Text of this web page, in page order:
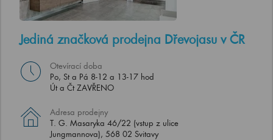
Jediná značková prodejna Dřevojasu v ČR
Otevírací doba
Po, St a Pá 8-12 a 13-17 hod
Út a Čt ZAVŘENO
Adresa prodejny
T. G. Masaryka 46/22 (vstup z ulice
Jungmannova), 568 02 Svitavy